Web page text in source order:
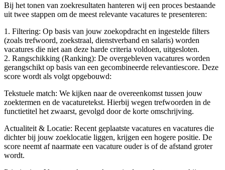
Bij het tonen van zoekresultaten hanteren wij een proces bestaande
uit twee stappen om de meest relevante vacatures te presenteren:
1. Filtering: Op basis van jouw zoekopdracht en ingestelde filters
(zoals trefwoord, zoekstraal, dienstverband en salaris) worden
vacatures die niet aan deze harde criteria voldoen, uitgesloten.
2. Rangschikking (Ranking): De overgebleven vacatures worden
gerangschikt op basis van een gecombineerde relevantiescore. Deze
score wordt als volgt opgebouwd:
Tekstuele match: We kijken naar de overeenkomst tussen jouw
zoektermen en de vacaturetekst. Hierbij wegen trefwoorden in de
functietitel het zwaarst, gevolgd door de korte omschrijving.
Actualiteit & Locatie: Recent geplaatste vacatures en vacatures die
dichter bij jouw zoeklocatie liggen, krijgen een hogere positie. De
score neemt af naarmate een vacature ouder is of de afstand groter
wordt.